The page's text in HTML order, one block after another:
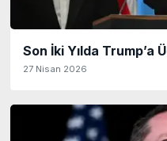
Son İki Yılda Trump’a
27 Nisan 2026